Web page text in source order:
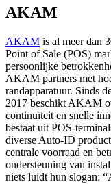
AKAM
AKAM is al meer dan
Point of Sale (POS)
persoonlijke
AKAM partners met
randapparatuur. Sinds
2017 beschikt AKAM
continuïteit en snelle
bestaat uit POS-
diverse Auto-ID
centrale voorraad en
ondersteuning van
niets luidt hun slogan: